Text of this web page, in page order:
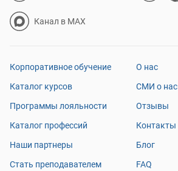
Канал в MAX
Корпоративное обучение
Каталог курсов
Программы лояльности
Каталог профессий
Наши партнеры
Стать преподавателем
О нас
СМИ о нас
Отзывы
Контакты
Блог
FAQ